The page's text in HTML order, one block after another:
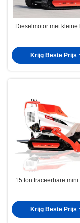
Dieselmotor met kleine
Krijg Beste Prijs
15 ton traceerbare mini
Krijg Beste Prijs